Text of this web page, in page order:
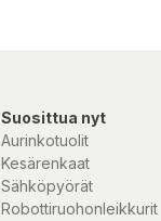
Suosittua nyt
Aurinkotuolit
Kesärenkaat
Sähköpyörät
Robottiruohonleikkurit